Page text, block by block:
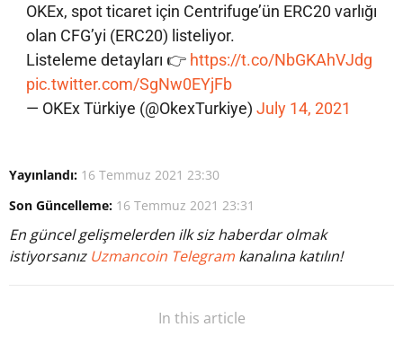
OKEx, spot ticaret için Centrifuge’ün ERC20 varlığı
olan CFG’yi (ERC20) listeliyor.
Listeleme detayları 👉 https://t.co/NbGKAhVJdg
pic.twitter.com/SgNw0EYjFb
— OKEx Türkiye (@OkexTurkiye) July 14, 2021
Yayınlandı: 16 Temmuz 2021 23:30
Son Güncelleme: 16 Temmuz 2021 23:31
En güncel gelişmelerden ilk siz haberdar olmak
istiyorsanız Uzmancoin Telegram kanalına katılın!
In this article